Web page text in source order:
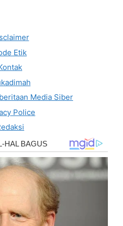
Etik
Media Siber
Police